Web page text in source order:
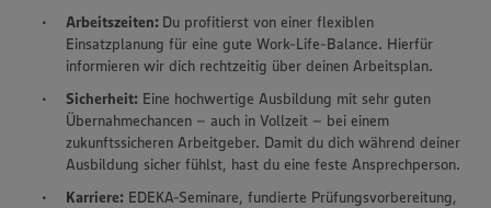
Arbeitszeiten: Du profitierst von einer flexiblen
Einsatzplanung für eine gute Work-Life-Balance. Hierfür
informieren wir dich rechtzeitig über deinen Arbeitsplan.
Sicherheit: Eine hochwertige Ausbildung mit sehr guten
Übernahmechancen – auch in Vollzeit – bei einem
zukunftssicheren Arbeitgeber. Damit du dich während deiner
Ausbildung sicher fühlst, hast du eine feste Ansprechperson.
Karriere: EDEKA-Seminare, fundierte Prüfungsvorbereitung,